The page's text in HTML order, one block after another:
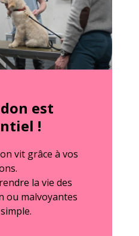
est
!
vit grâce à vos
la vie des
ou malvoyantes